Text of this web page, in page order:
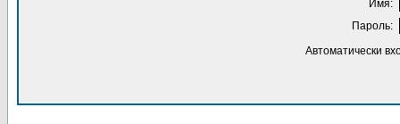
Имя:
Пароль:
Автоматически